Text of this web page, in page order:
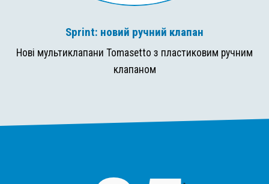
Sprint: новий ручний клапан
Нові мультиклапани Tomasetto з пластиковим ручним
клапаном